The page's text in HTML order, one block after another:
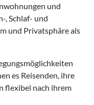
und
, Schlaf- und
und Privatsphäre als
es Reisenden, ihre
flexibel nach ihrem